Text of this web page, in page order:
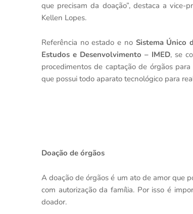
que precisam da doação”, destaca a vice-
Kellen Lopes.
Referência no estado e no Sistema Único
Estudos e Desenvolvimento – IMED, se
procedimentos de captação de órgãos
que possui todo aparato tecnológico para
Doação de órgãos
A doação de órgãos é um ato de amor que
com autorização da família. Por isso é
doador.